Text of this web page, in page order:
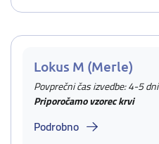
Lokus M (Merle)
Povprečni čas izvedbe: 4-5 dni
Priporočamo vzorec krvi
Podrobno